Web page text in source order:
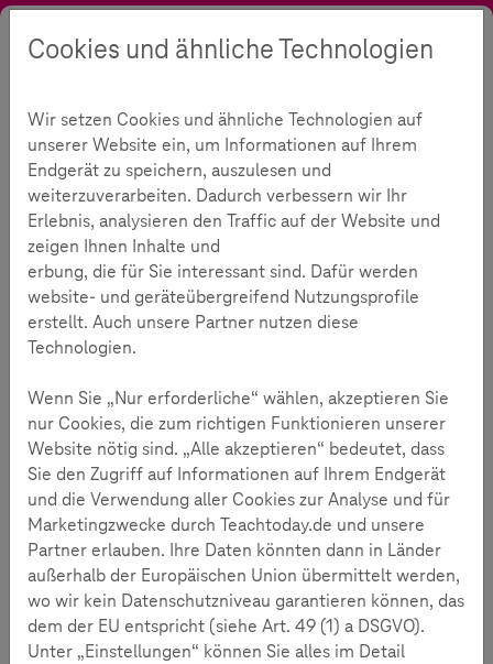
Suche Kontrast Sprache
Aus der Praxis 310
Aus der Praxis 01.04.2026
Sexualisierte Deepfakes
Sexualisierte Deepfakes sind längst kein
Randphänomen mehr. Wie Eltern ihre Kinder vor
digitaler Gewalt schützen können.
Cookies und ähnliche Technologien
Wir setzen Cookies und ähnliche Technologien auf
unserer Website ein, um Informationen auf Ihrem
Endgerät zu speichern, auszulesen und
weiterzuverarbeiten. Dadurch verbessern wir Ihr
Erlebnis, analysieren den Traffic auf der Website und
zeigen Ihnen Inhalte und
erbung, die für Sie interessant sind. Dafür werden
website- und geräteübergreifend Nutzungsprofile
erstellt. Auch unsere Partner nutzen diese
Technologien.
Wenn Sie „Nur erforderliche“ wählen, akzeptieren Sie
nur Cookies, die zum richtigen Funktionieren unserer
Website nötig sind. „Alle akzeptieren“ bedeutet, dass
Sie den Zugriff auf Informationen auf Ihrem Endgerät
und die Verwendung aller Cookies zur Analyse und für
Marketingzwecke durch Teachtoday.de und unsere
Partner erlauben. Ihre Daten könnten dann in Länder
außerhalb der Europäischen Union übermittelt werden,
wo wir kein Datenschutzniveau garantieren können, das
dem der EU entspricht (siehe Art. 49 (1) a DSGVO).
Unter „Einstellungen“ können Sie alles im Detail